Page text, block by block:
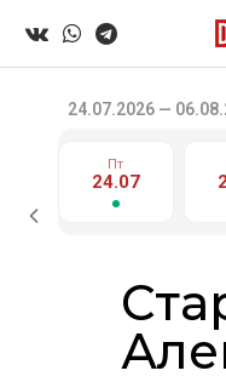
24.07.2026 —
Пт
24.07